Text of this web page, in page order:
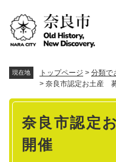
現在地 トップページ > 分類で
> 奈良市認定お土産
本
奈良市認定
開催